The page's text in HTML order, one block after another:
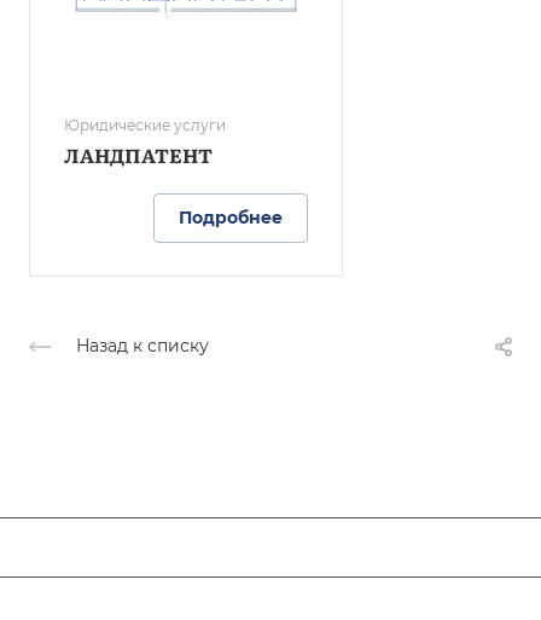
Юридические услуги
ЛАНДПАТЕНТ
Подробнее
Назад к списку